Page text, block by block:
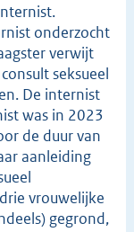
onderzocht
verwijt
seksueel
De internist
was in 2023
de duur van
aanleiding
vrouwelijke
gegrond,